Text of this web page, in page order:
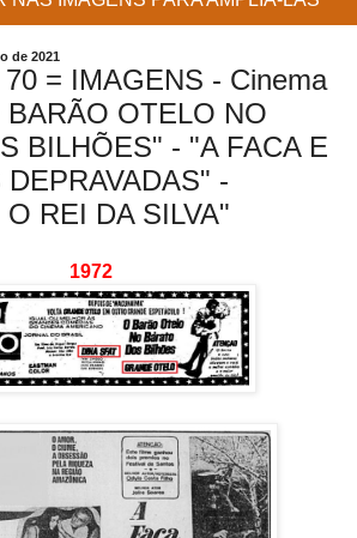
de 2021
= IMAGENS - Cinema
BARÃO OTELO NO
BILHÕES" - "A FACA E
-
REI DA SILVA"
1972